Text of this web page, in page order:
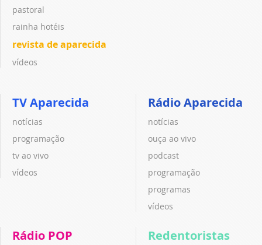
pastoral
rainha hotéis
revista de aparecida
vídeos
TV Aparecida
notícias
programação
tv ao vivo
vídeos
Rádio Aparecida
notícias
ouça ao vivo
podcast
programação
programas
vídeos
Rádio POP Redentoristas